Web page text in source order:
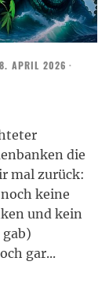
8. APRIL 2026 ·
die
mal zurück:
keine
und kein
gar...